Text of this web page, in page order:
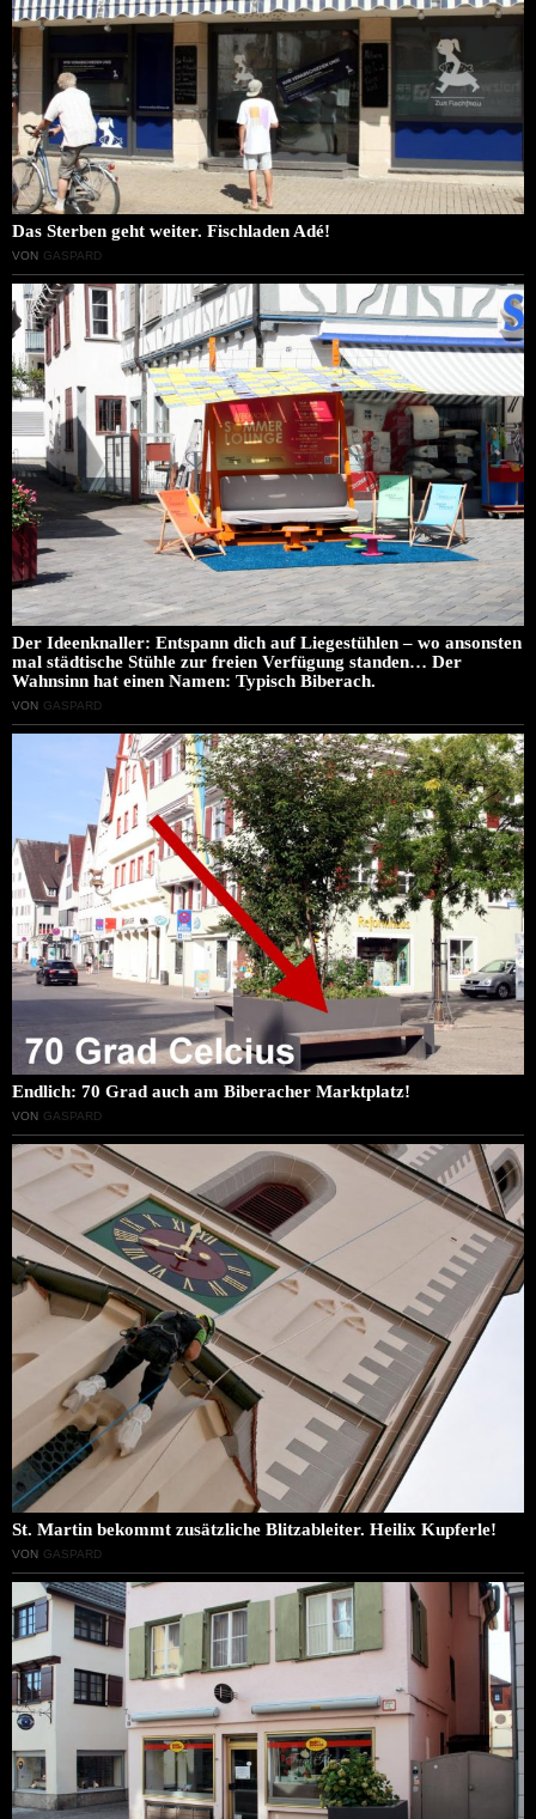
Das Sterben geht weiter. Fischladen Adé!
VON GASPARD
Der Ideenknaller: Entspann dich auf Liegestühlen – wo ansonsten
mal städtische Stühle zur freien Verfügung standen… Der
Wahnsinn hat einen Namen: Typisch Biberach.
VON GASPARD
Endlich: 70 Grad auch am Biberacher Marktplatz!
VON GASPARD
St. Martin bekommt zusätzliche Blitzableiter. Heilix Kupferle!
VON GASPARD